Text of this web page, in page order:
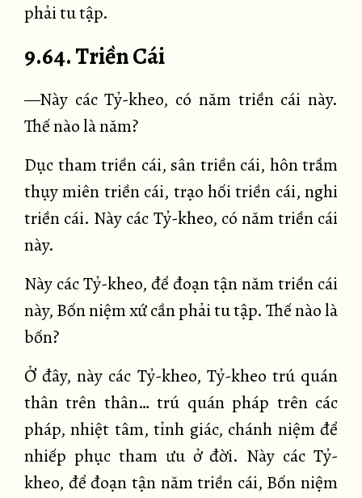
phải tu tập.
9.64. Triền Cái
—Này các Tỷ-kheo, có năm triền cái này.
Thế nào là năm?
Dục tham triền cái, sân triền cái, hôn trầm
thụy miên triền cái, trạo hối triền cái, nghi
triền cái. Này các Tỷ-kheo, có năm triền cái
này.
Này các Tỷ-kheo, để đoạn tận năm triền cái
này, Bốn niệm xứ cần phải tu tập. Thế nào là
bốn?
Ở đây, này các Tỷ-kheo, Tỷ-kheo trú quán
thân trên thân… trú quán pháp trên các
pháp, nhiệt tâm, tỉnh giác, chánh niệm để
nhiếp phục tham ưu ở đời. Này các Tỷ-
kheo, để đoạn tận năm triền cái, Bốn niệm